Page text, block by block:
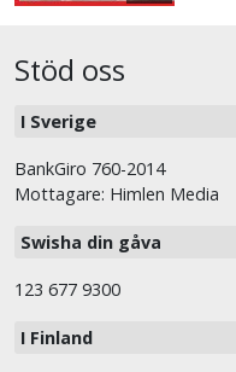
Stöd oss
I Sverige
BankGiro 760-2014
Mottagare: Himlen Media
Swisha din gåva
123 677 9300
I Finland